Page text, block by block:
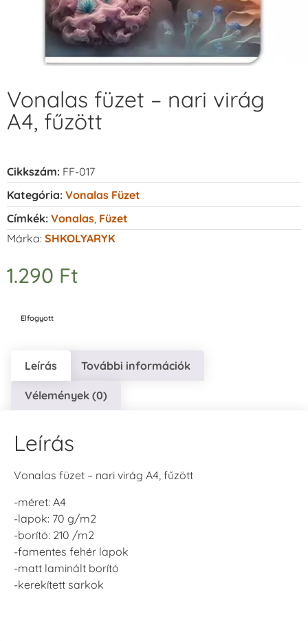
Vonalas füzet – nari virág
A4, fűzött
Cikkszám: FF-017
Kategória: Vonalas Füzet
Címkék: Vonalas Füzet
Márka: SHKOLYARYK
1.290 Ft
Elfogyott
Leírás További információk
Vélemények (0)
Leírás
Vonalas füzet – nari virág A4, fűzött
-méret: A4
-lapok: 70 g/m2
-borító: 210 /m2
-famentes fehér lapok
-matt laminált borító
-kerekített sarkok